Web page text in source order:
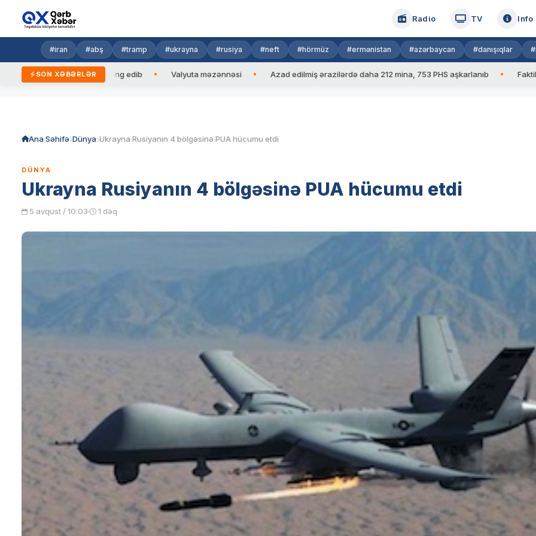
Radio TV Info
#iran #abş #tramp #ukrayna #rusiya #neft #hörmüz #ermənistan #azərbaycan #danışıqlar
SON XƏBƏRLƏR
Prezidentinə zəng edib Valyuta məzənnəsi Azad edilmiş ərazilərdə daha 212 mina, 753 PHS aşkarlanıb Faktiki hava:
Ana Səhifə Dünya Ukrayna Rusiyanın 4 bölgəsinə PUA hücumu etdi
DÜNYA
Ukrayna Rusiyanın 4 bölgəsinə PUA hücumu etdi
5 avqust / 10:03 1 dəq